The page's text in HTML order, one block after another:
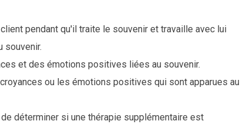
pendant qu'il traite le souvenir et travaille avec lui
souvenir.
et des émotions positives liées au souvenir.
ou les émotions positives qui sont apparues au
déterminer si une thérapie supplémentaire est